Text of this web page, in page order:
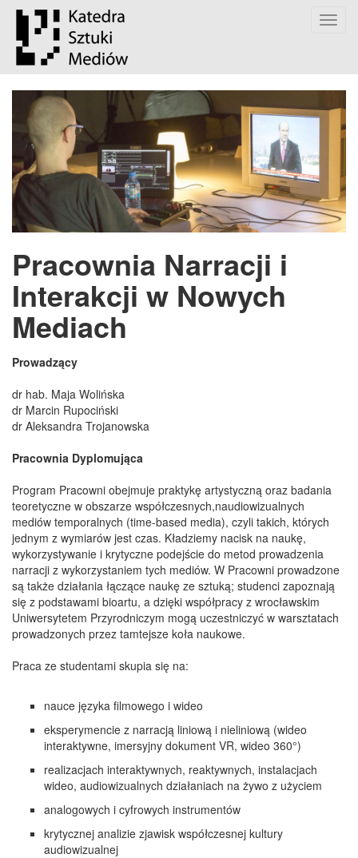
Pracownia Narracji i
Interakcji w Nowych
Mediach
Prowadzący
dr hab. Maja Wolińska
dr Marcin Rupociński
dr Aleksandra Trojanowska
Pracownia Dyplomująca
Program Pracowni obejmuje praktykę artystyczną oraz badania
teoretyczne w obszarze współczesnych,naudiowizualnych
mediów temporalnych (time-based media), czyli takich, których
jednym z wymiarów jest czas. Kładziemy nacisk na naukę,
wykorzystywanie i krytyczne podejście do metod prowadzenia
narracji z wykorzystaniem tych mediów. W Pracowni prowadzone
są także działania łączące naukę ze sztuką; studenci zapoznają
się z podstawami bioartu, a dzięki współpracy z wrocławskim
Uniwersytetem Przyrodniczym mogą uczestniczyć w warsztatach
prowadzonych przez tamtejsze koła naukowe.
Praca ze studentami skupia się na:
nauce języka filmowego i wideo
eksperymencie z narracją liniową i nieliniową (wideo
interaktywne, imersyjny dokument VR, wideo 360°)
realizacjach interaktywnych, reaktywnych, instalacjach
wideo, audiowizualnych działaniach na żywo z użyciem
analogowych i cyfrowych instrumentów
krytycznej analizie zjawisk współczesnej kultury
audiowizualnej